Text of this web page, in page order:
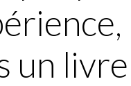
un